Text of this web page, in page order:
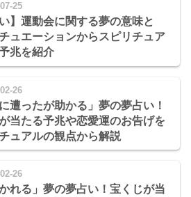
25
い】運動会に関する夢の意味と
ュエーションからスピリチュア
兆を紹介
26
に遭ったが助かる」夢の夢占い！
当たる予兆や恋愛運のお告げを
ュアルの観点から解説
26
かれる」夢の夢占い！宝くじが当